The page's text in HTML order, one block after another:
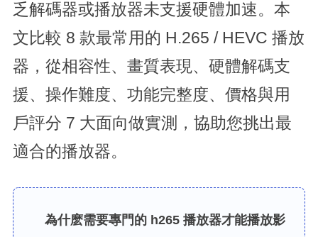
乏解碼器或播放器未支援硬體加速。本
文比較 8 款最常用的 H.265 / HEVC 播放
器，從相容性、畫質表現、硬體解碼支
援、操作難度、功能完整度、價格與用
戶評分 7 大面向做實測，協助您挑出最
適合的播放器。
為什麽需要專門的 h265 播放器才能播放影